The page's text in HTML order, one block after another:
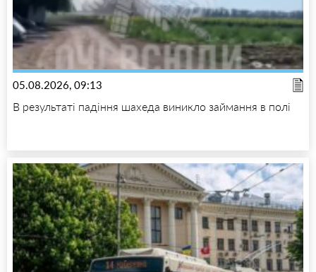
05.08.2026, 09:13
В результаті падіння шахеда виникло займання в полі